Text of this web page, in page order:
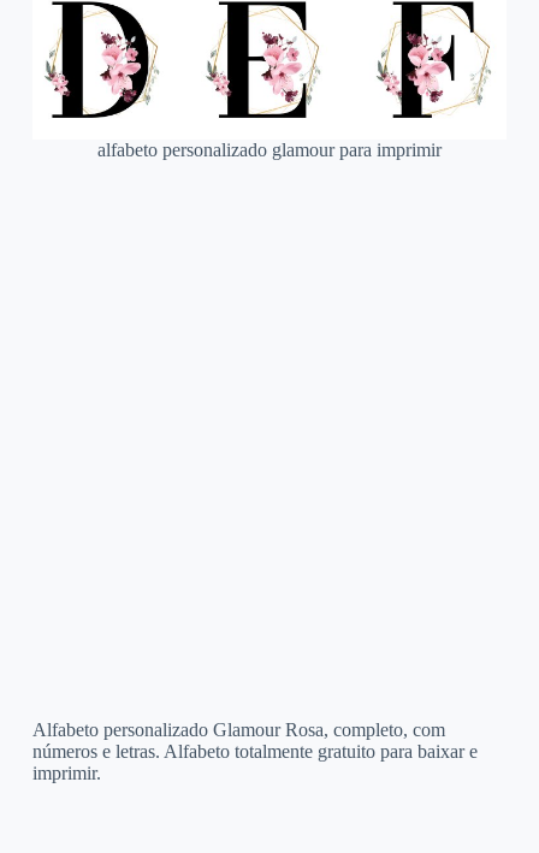
alfabeto personalizado glamour para imprimir
Alfabeto personalizado Glamour Rosa, completo, com
números e letras. Alfabeto totalmente gratuito para baixar e
imprimir.